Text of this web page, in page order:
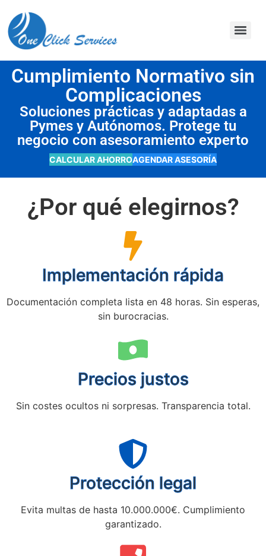
Cumplimiento Normativo sin
Complicaciones
Soluciones prácticas y adaptadas a
Pymes y Autónomos. Protege tu
negocio con asesoramiento experto
CALCULAR AHORROAGENDAR ASESORÍA
¿Por qué elegirnos?
Implementación rápida
Documentación completa lista en 48 horas. Sin esperas,
sin burocracias.
Precios justos
Sin costes ocultos ni sorpresas. Transparencia total.
Protección legal
Evita multas de hasta 10.000.000€. Cumplimiento
garantizado.